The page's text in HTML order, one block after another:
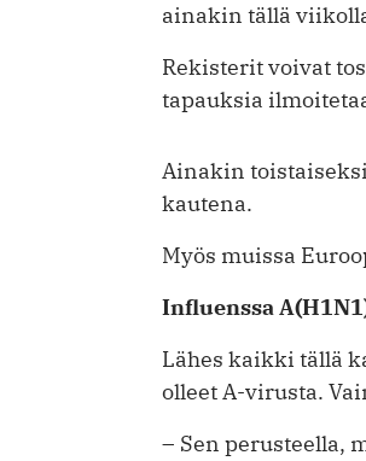
ainakin tällä
Rekisterit voivat
tapauksia
Ainakin
kautena.
Myös muissa
Influenssa
Lähes kaikki tällä
olleet A-virusta.
– Sen perusteella,